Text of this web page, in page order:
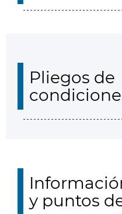
Pliegos de
y puntos